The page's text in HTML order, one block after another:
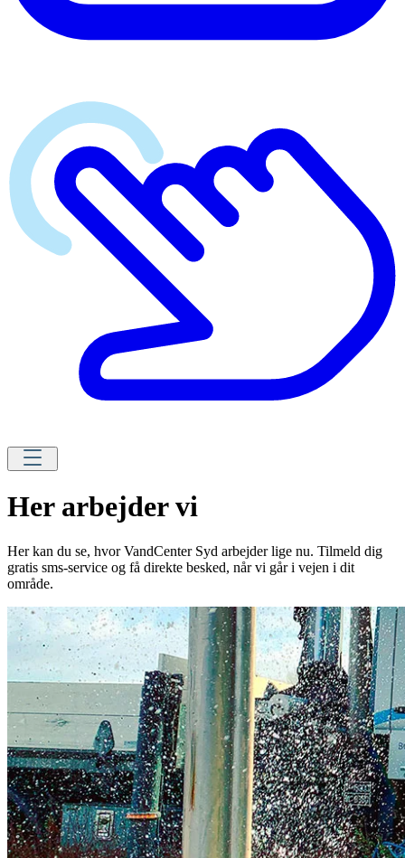
Her arbejder vi
Her kan du se, hvor VandCenter Syd arbejder lige nu. Tilmeld dig
gratis sms-service og få direkte besked, når vi går i vejen i dit
område.